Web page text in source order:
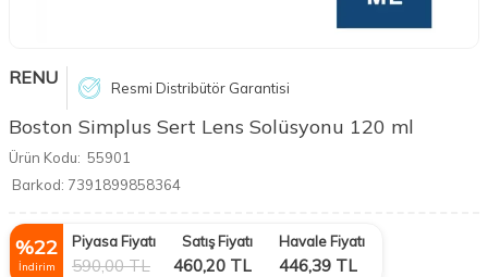
RENU Resmi Distribütör Garantisi
Boston Simplus Sert Lens Solüsyonu 120 ml
Ürün Kodu: 55901
Barkod: 7391899858364
%22
İndirim
Piyasa Fiyatı
590,00TL
Satış Fiyatı
460,20 TL
Havale Fiyatı
446,39 TL